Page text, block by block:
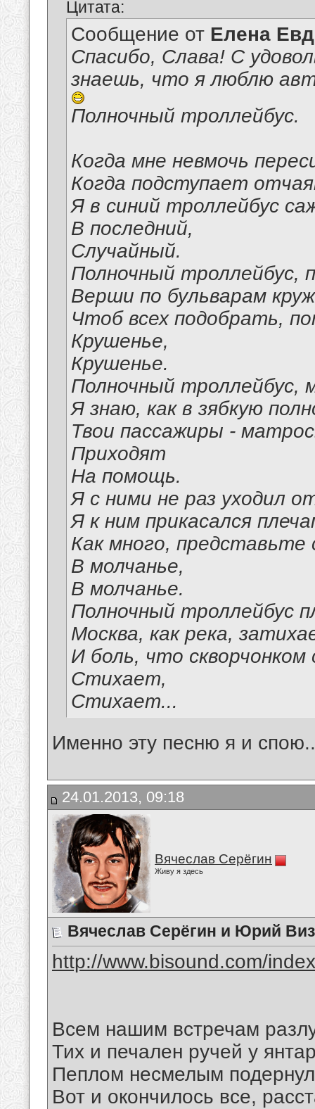
Цитата:
Сообщение от Елена
Спасибо, Слава! С
знаешь, что я люблю
Полночный троллейбус.
Когда мне невмочь
Когда подступает
Я в синий троллейбус
В последний,
Случайный.
Полночный троллейбус,
Верши по бульварам
Чтоб всех подобрать,
Крушенье,
Крушенье.
Полночный троллейбус,
Я знаю, как в зябкую
Твои пассажиры -
Приходят
На помощь.
Я с ними не раз уходил
Я к ним прикасался
Как много,
В молчанье,
В молчанье.
Полночный троллейбус
Москва, как река,
И боль, что скворчонком
Стихает,
Стихает...
Именно эту песню я и
24.01.2013, 09:18
Вячеслав Серёгин
Живу я здесь
Вячеслав Серёгин и Юрий
http://www.bisound.com/
Всем нашим встречам
Тих и печален ручей у
Пеплом несмелым
Вот и окончилось все,